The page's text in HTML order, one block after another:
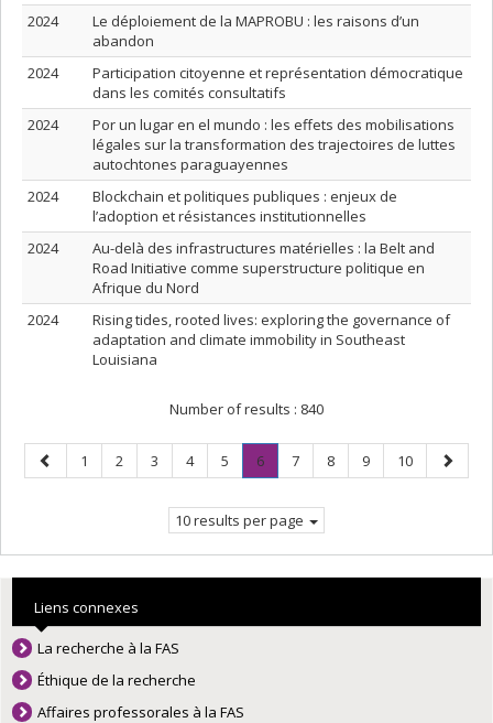
2024
Le déploiement de la MAPROBU : les raisons d’un
abandon
2024
Participation citoyenne et représentation démocratique
dans les comités consultatifs
2024
Por un lugar en el mundo : les effets des mobilisations
légales sur la transformation des trajectoires de luttes
autochtones paraguayennes
2024
Blockchain et politiques publiques : enjeux de
l’adoption et résistances institutionnelles
2024
Au-delà des infrastructures matérielles : la Belt and
Road Initiative comme superstructure politique en
Afrique du Nord
2024
Rising tides, rooted lives: exploring the governance of
adaptation and climate immobility in Southeast
Louisiana
Number of results : 840
Previous
page
Page
1 Page
2 Page
3 Page
4 Page
5 Page
6.
Current
Page
7 Page
8 Page
9 Page
10
Next
page
10 results per page
Liens connexes
La recherche à la FAS
Éthique de la recherche
Affaires professorales à la FAS